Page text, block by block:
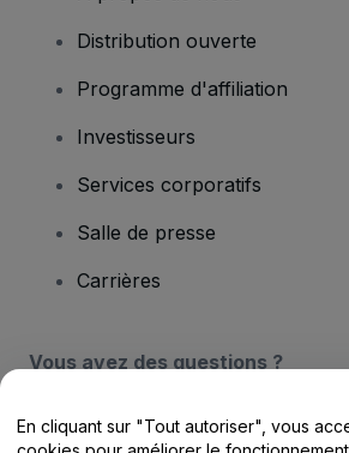
Distribution ouverte
Programme d'affiliation
Investisseurs
Services corporatifs
Salle de presse
Carrières
Vous avez des questions ?
Centre d'assistance / Nous
En cliquant sur "Tout autoriser", vous